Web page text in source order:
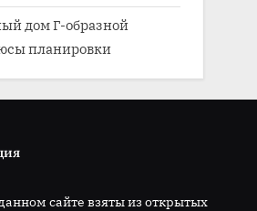
дом Г-образной
планировки
сайте взяты из открытых